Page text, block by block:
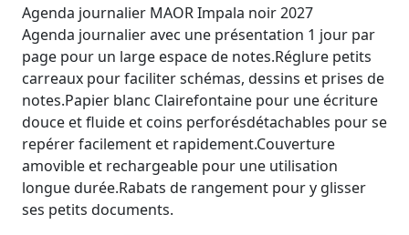
Agenda journalier MAOR Impala noir 2027
Agenda journalier avec une présentation 1 jour par
page pour un large espace de notes.Réglure petits
carreaux pour faciliter schémas, dessins et prises de
notes.Papier blanc Clairefontaine pour une écriture
douce et fluide et coins perforésdétachables pour se
repérer facilement et rapidement.Couverture
amovible et rechargeable pour une utilisation
longue durée.Rabats de rangement pour y glisser
ses petits documents.